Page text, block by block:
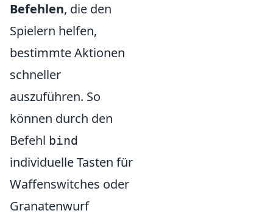
Befehlen, die den
Spielern helfen,
bestimmte Aktionen
schneller
auszuführen. So
können durch den
Befehl bind
individuelle Tasten für
Waffenswitches oder
Granatenwurf